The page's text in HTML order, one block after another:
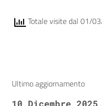
Totale visite dal 01/
Ultimo aggiornamento
10 Dicembre